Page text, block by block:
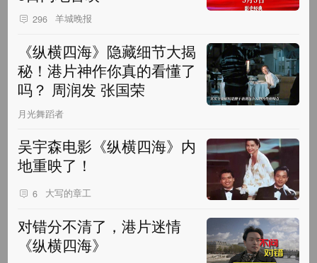
296 羊城晚报
《纵横四海》隐藏细节大揭
秘！港片神作你真的看懂了
吗？ 周润发 张国荣
月光舞蹈者
吴宇森电影《纵横四海》内
地重映了！
6 大写的章工
对错分不清了，港片迷情
《纵横四海》